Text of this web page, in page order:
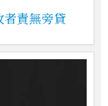
責無旁貸